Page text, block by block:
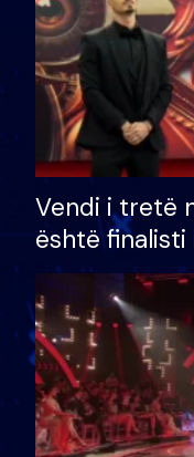
Vendi i tretë
është